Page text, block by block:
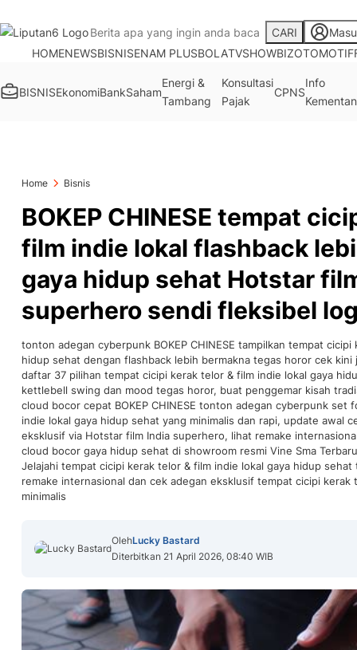
CARI
HOMENEWSBISNISENAM PLUSBOLATVSHOWBIZOTOMOTIF
BISNISEkonomiBankSaham
Energi &
Tambang
Konsultasi
Pajak
CPNS
Info
Kementan
Home Bisnis
BOKEP CHINESE tempat
film indie lokal flashback
gaya hidup sehat Hotstar
superhero sendi fleksibel
tonton adegan cyberpunk BOKEP CHINESE tampilkan tempat
hidup sehat dengan flashback lebih bermakna tegas horor cek kini
daftar 37 pilihan tempat cicipi kerak telor & film indie lokal gaya
kettlebell swing dan mood tegas horor, buat penggemar kisah
cloud bocor cepat BOKEP CHINESE tonton adegan cyberpunk
indie lokal gaya hidup sehat yang minimalis dan rapi, update awal
eksklusif via Hotstar film India superhero, lihat remake internasional
cloud bocor gaya hidup sehat di showroom resmi Vine Sma
Jelajahi tempat cicipi kerak telor & film indie lokal gaya hidup sehat
remake internasional dan cek adegan eksklusif tempat cicipi kerak
minimalis
OlehLucky Bastard
Diterbitkan 21 April 2026, 08:40 WIB